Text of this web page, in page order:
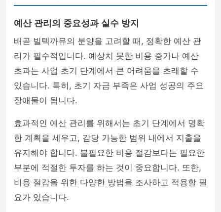
예산 관리의 중요성과 실수 방지
배곧 빌텍까뮤의 분양을 고려할 때, 정확한 예산 관
리가 필수적입니다. 예상치 못한 비용 증가나 예산
초과는 사업 초기 단계에서 큰 어려움을 초래할 수
있습니다. 특히, 초기 자금 부족은 사업 성공의 주요
장애물이 됩니다.
효과적인 예산 관리를 위해서는 초기 단계에서 명확
한 계획을 세우고, 감당 가능한 범위 내에서 지출을
유지해야 합니다. 불필요한 비용 절감보다는 필요한
부분에 적절한 투자를 하는 것이 중요합니다. 또한,
비용 절감을 위한 다양한 방법을 조사하고 적용할 필
요가 있습니다.